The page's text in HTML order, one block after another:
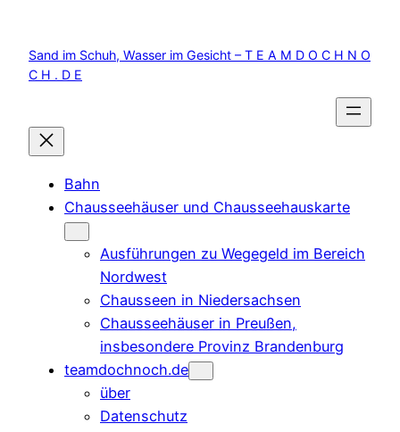
springen
Sand im Schuh, Wasser im Gesicht – T E A M D O C H N O
C H . D E
Bahn
Chausseehäuser und Chausseehauskarte
Ausführungen zu Wegegeld im Bereich
Nordwest
Chausseen in Niedersachsen
Chausseehäuser in Preußen,
insbesondere Provinz Brandenburg
teamdochnoch.de
über
Datenschutz